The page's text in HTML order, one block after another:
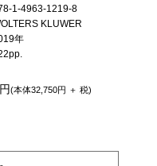
1-4963-1219-8
KLUWER
年
(本体32,750円 ＋ 税)